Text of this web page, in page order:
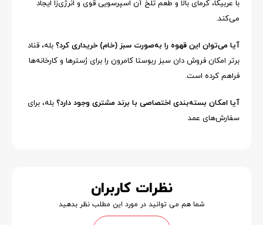
با عربیکا، کرمای بالا و طعم تلخ آن اسپرسویی قوی و انرژی‌زا ایجاد
می‌کند.
آیا می‌توان این قهوه را به‌صورت سبز (خام) خریداری کرد؟ بله، قناد
برتر امکان فروش دان سبز ربوستا کامرون را برای رُسترها و کارخانه‌ها
فراهم کرده است.
آیا امکان بسته‌بندی اختصاصی با برند مشتری وجود دارد؟ بله، برای
سفارش‌های عمد
نظرات کاربران
شما هم می توانید در مورد این مطلب نظر بدهید